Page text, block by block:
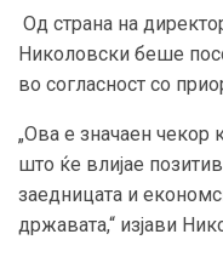
Од страна на
Николовски беше
во согласност со
„Ова е значаен чекор
што ќе влијае
заедницата и
државата,“ изјави